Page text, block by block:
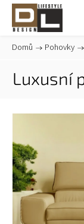
Domů / Pohovky /
Luxusní